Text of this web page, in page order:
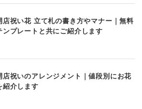
店祝い花 立て札の書き方やマナー｜無料
ンプレートと共にご紹介します
店祝いのアレンジメント｜値段別にお花
紹介します